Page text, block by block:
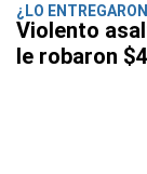
¿LO
Violento
le robaron